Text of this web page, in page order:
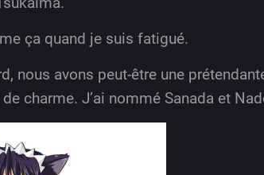
ça quand je suis fatigué.
nous avons peut-être une
charme. J’ai nommé Sanada et